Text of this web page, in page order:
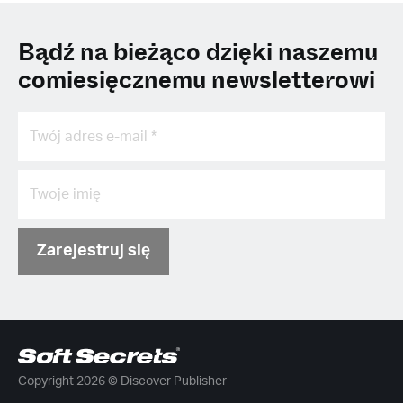
Bądź na bieżąco dzięki naszemu
comiesięcznemu newsletterowi
Zarejestruj się
Copyright 2026 © Discover Publisher